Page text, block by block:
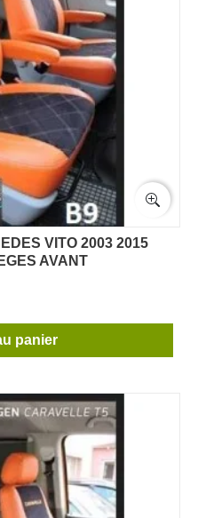
VITO 2003 2015
AVANT
panier